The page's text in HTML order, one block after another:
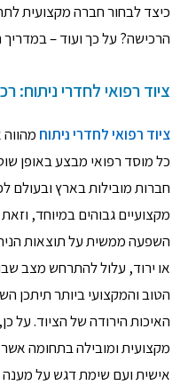
כיצד לבחור חברה מקצועית
הרכישה? על כך ועוד –
ציוד רפואי לחדרי
ציוד רפואי לחדרי ניתוח
כל מוסד רפואי מבצע באופן
חברות מובילות בארץ ובעולם
מקצועיים גבוהים במיוחד,
השפעה ממשית על תוצאות
או ירוד, עלול להתרחש מצב
הטוב והמקצועי ביותר תיתכן
האיכות הירודה של הציוד. על
מקצועית ומובילה בתחומה
אישית ועם שימת דגש על מענה